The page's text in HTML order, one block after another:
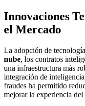
Innovaciones
el Mercado
La adopción de
nube, los contratos
una infraestructura más
integración de
fraudes ha permitido
mejorar la experiencia del